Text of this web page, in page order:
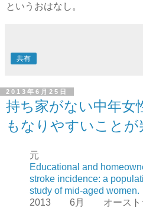
というおはなし。
共有
2013年6月25日
持ち家がない中年女
もなりやすいことが
元
Educational and
stroke incidence: a
study of mid-aged women.
2013 6月 オースト